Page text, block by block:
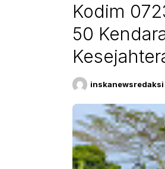
Kodim
50
inskanewsredaksi